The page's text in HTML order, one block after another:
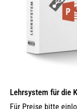
Lehrsystem für die
Für Preise bitte